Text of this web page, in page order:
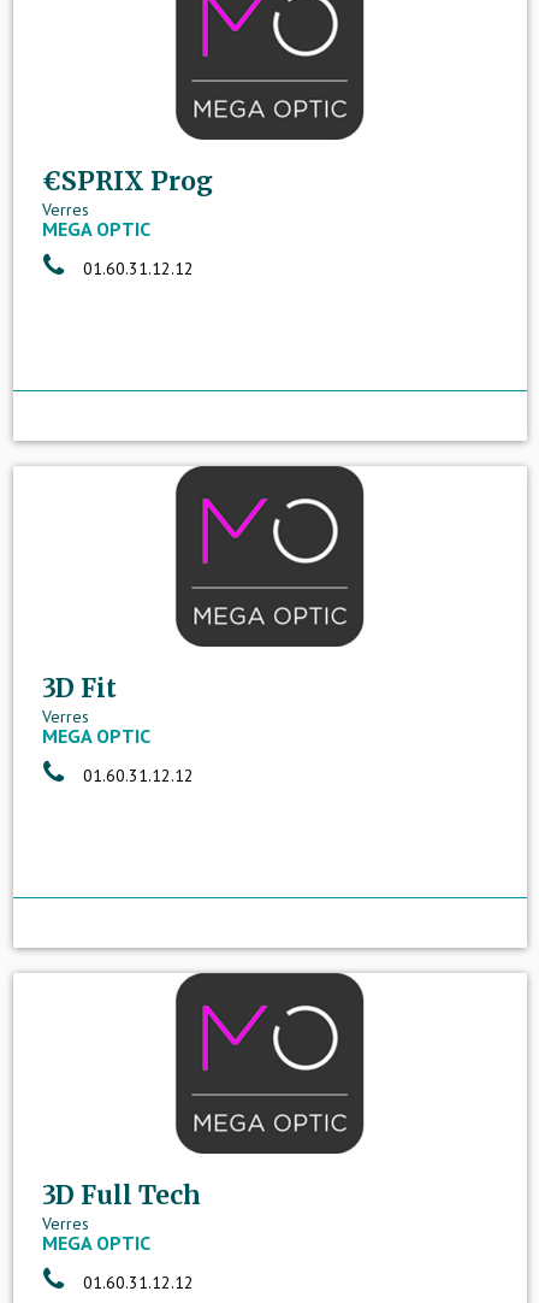
€SPRIX Prog
Verres
MEGA OPTIC
01.60.31.12.12
3D Fit
Verres
MEGA OPTIC
01.60.31.12.12
3D Full Tech
Verres
MEGA OPTIC
01.60.31.12.12